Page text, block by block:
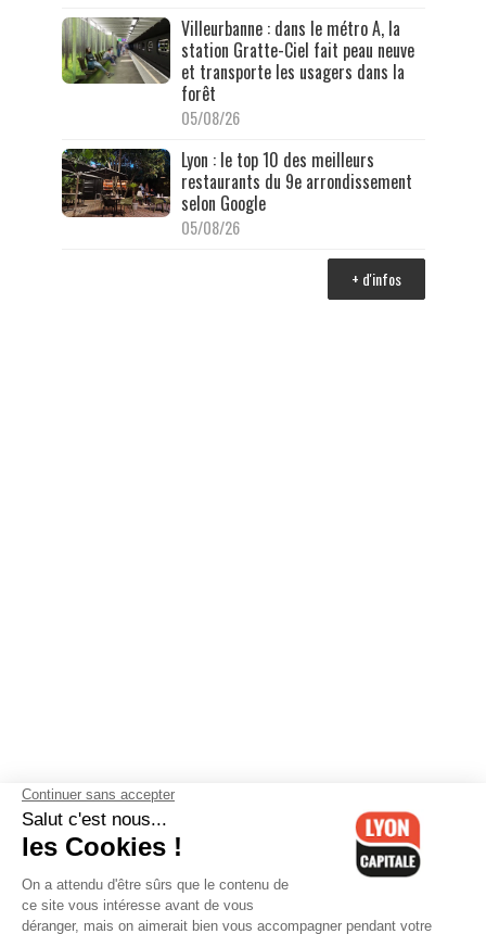
Villeurbanne : dans le métro A, la
station Gratte-Ciel fait peau neuve
et transporte les usagers dans la
forêt
05/08/26
Lyon : le top 10 des meilleurs
restaurants du 9e arrondissement
selon Google
05/08/26
+ d'infos